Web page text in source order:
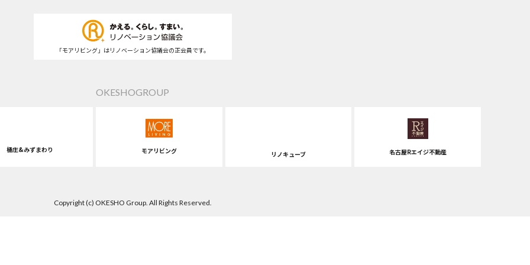
「モアリビング」はリノベーション協議会の正会員です。
OKESHOGROUP
桶庄&みずまわり モアリビング リノキューブ 名古屋Rエイジ不動産
Copyright (c) OKESHO Group. All Rights Reserved.